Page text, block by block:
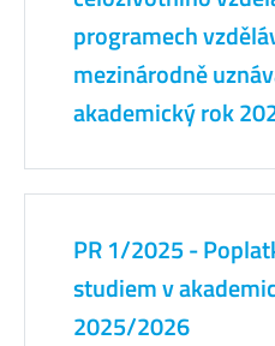
programech
mezinárodně
akademický rok
PR 1/2025 -
studiem v
2025/2026